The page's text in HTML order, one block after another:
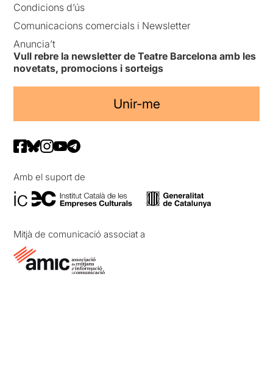
Condicions d’ús
Comunicacions comercials i Newsletter
Anuncia’t
Vull rebre la newsletter de Teatre Barcelona amb les
novetats, promocions i sorteigs
Unir-me
Amb el suport de
Mitjà de comunicació associat a